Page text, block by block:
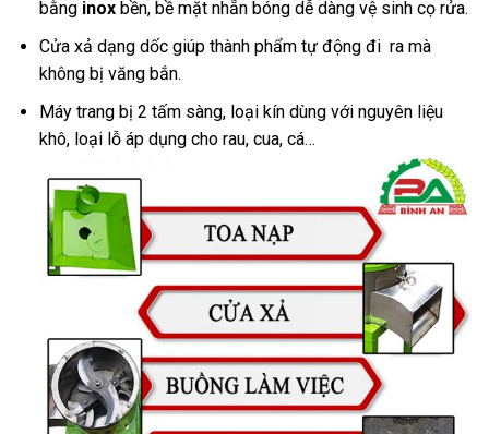
bằng inoxbền, bề mặt nhẵn bóng dễ dàng vệ sinh cọ rửa.
Cửa xả dạng dốc giúp thành phẩm tự động đi ra mà
không bị văng bắn.
Máy trang bị 2 tấm sàng, loại kín dùng với nguyên liệu
khô, loại lỗ áp dụng cho rau, cua, cá…